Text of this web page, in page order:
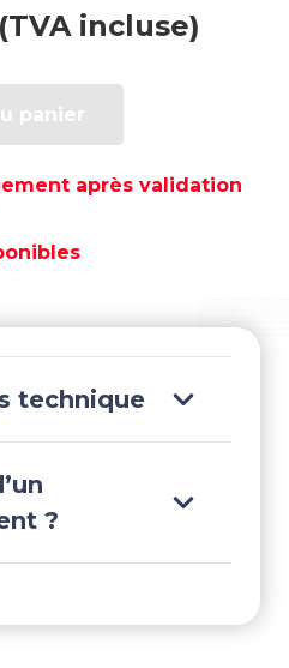
incluse)
panier
après validation
technique
?